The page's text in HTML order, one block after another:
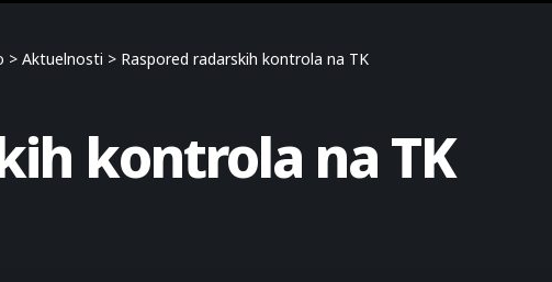
> Aktuelnosti > Raspored radarskih kontrola na TK
kontrola na TK